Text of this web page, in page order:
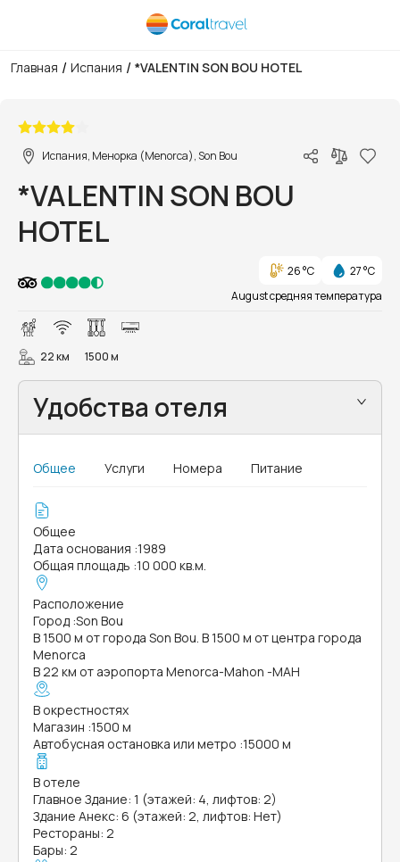
Главная / Испания / *VALENTIN SON BOU HOTEL
Испания, Менорка (Menorca), Son Bou
*VALENTIN SON BOU
HOTEL
26 °C
27 °C
August средняя температура
22 км 1500 м
Удобства отеля
Общее Услуги Номера Питание
Общее
Дата основания :1989
Общая площадь :10 000 кв.м.
Расположение
Город :Son Bou
В 1500 м от города Son Bou. В 1500 м от центра города
Menorca
В 22 км от аэропорта Menorca-Mahon -MAH
В окрестностях
Магазин :1500 м
Автобусная остановка или метро :15000 м
В отеле
Главное Здание: 1 (этажей: 4, лифтов: 2)
Здание Анекс: 6 (этажей: 2, лифтов: Нет)
Рестораны: 2
Бары: 2